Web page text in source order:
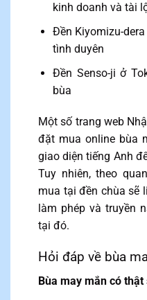
kinh doanh và tài
Đền Kiyomizu-
tình duyên
Đền Senso-ji ở
bùa
Một số trang web
đặt mua online bùa
giao diện tiếng Anh
Tuy nhiên, theo
mua tại đền chùa sẽ
làm phép và truyền
tại đó.
Hỏi đáp về bùa
Bùa may mắn có